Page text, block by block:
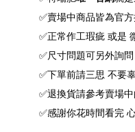
✅賣場中商品皆為官
✅正常作工瑕疵 或是
✅尺寸問題可另外詢
✅下單前請三思 不要
✅退換貨請參考賣場
✅感謝你花時間看完